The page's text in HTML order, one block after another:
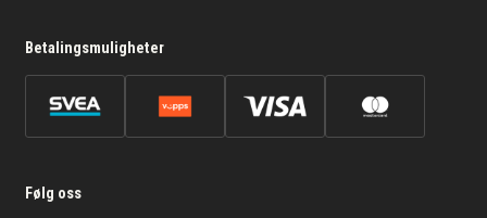
Betalingsmuligheter
Følg oss